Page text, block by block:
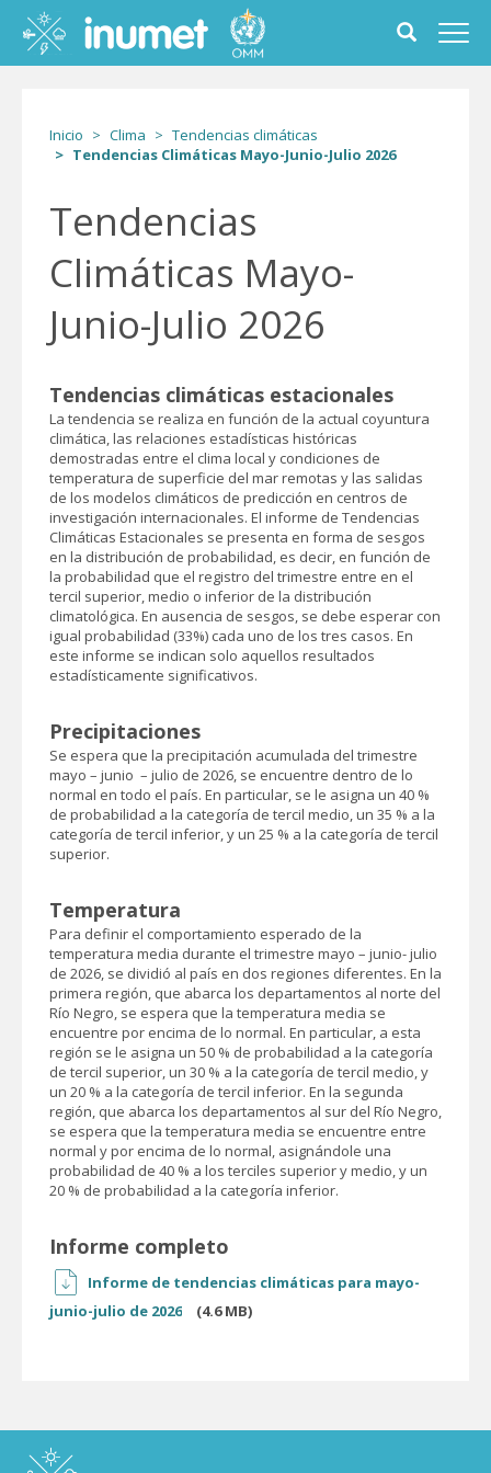
contenido
principal
Toggle
search
form
Inicio Clima
Tendencias climáticas
Tendencias Climáticas Mayo-Junio-Julio 2026
Tendencias
Climáticas Mayo-
Junio-Julio 2026
Tendencias climáticas estacionales
La tendencia se realiza en función de la actual coyuntura
climática, las relaciones estadísticas históricas
demostradas entre el clima local y condiciones de
temperatura de superficie del mar remotas y las salidas
de los modelos climáticos de predicción en centros de
investigación internacionales. El informe de Tendencias
Climáticas Estacionales se presenta en forma de sesgos
en la distribución de probabilidad, es decir, en función de
la probabilidad que el registro del trimestre entre en el
tercil superior, medio o inferior de la distribución
climatológica. En ausencia de sesgos, se debe esperar con
igual probabilidad (33%) cada uno de los tres casos. En
este informe se indican solo aquellos resultados
estadísticamente significativos.
Precipitaciones
Se espera que la precipitación acumulada del trimestre
mayo – junio – julio de 2026, se encuentre dentro de lo
normal en todo el país. En particular, se le asigna un 40 %
de probabilidad a la categoría de tercil medio, un 35 % a la
categoría de tercil inferior, y un 25 % a la categoría de tercil
superior.
Temperatura
Para definir el comportamiento esperado de la
temperatura media durante el trimestre mayo – junio- julio
de 2026, se dividió al país en dos regiones diferentes. En la
primera región, que abarca los departamentos al norte del
Río Negro, se espera que la temperatura media se
encuentre por encima de lo normal. En particular, a esta
región se le asigna un 50 % de probabilidad a la categoría
de tercil superior, un 30 % a la categoría de tercil medio, y
un 20 % a la categoría de tercil inferior. En la segunda
región, que abarca los departamentos al sur del Río Negro,
se espera que la temperatura media se encuentre entre
normal y por encima de lo normal, asignándole una
probabilidad de 40 % a los terciles superior y medio, y un
20 % de probabilidad a la categoría inferior.
Informe completo
Informe de tendencias climáticas para mayo-
junio-julio de 2026
(4.6 MB)